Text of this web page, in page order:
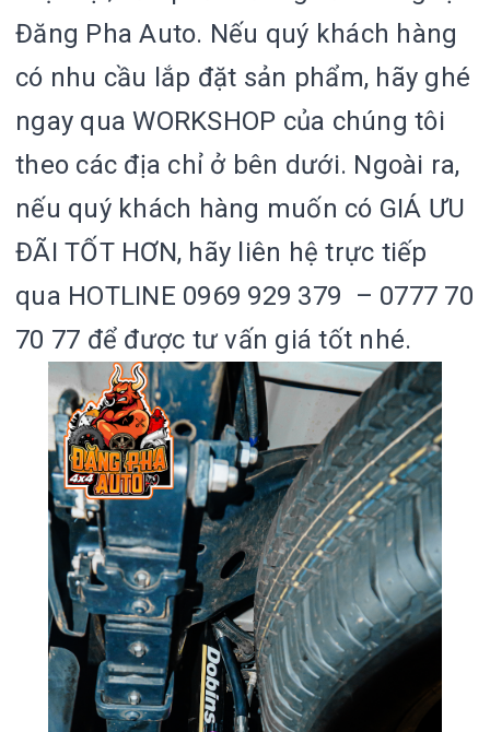
Đăng Pha Auto. Nếu quý khách hàng
có nhu cầu lắp đặt sản phẩm, hãy ghé
ngay qua WORKSHOP của chúng tôi
theo các địa chỉ ở bên dưới. Ngoài ra,
nếu quý khách hàng muốn có GIÁ ƯU
ĐÃI TỐT HƠN, hãy liên hệ trực tiếp
qua HOTLINE 0969 929 379 – 0777 70
70 77 để được tư vấn giá tốt nhé.